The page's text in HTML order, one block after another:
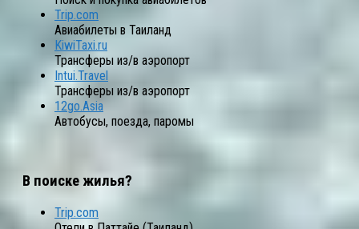
Trip.com
Авиабилеты в Таиланд
KiwiTaxi.ru
Трансферы из/в аэропорт
Intui.Travel
Трансферы из/в аэропорт
12go.Asia
Автобусы, поезда, паромы
В поиске жилья?
Trip.com